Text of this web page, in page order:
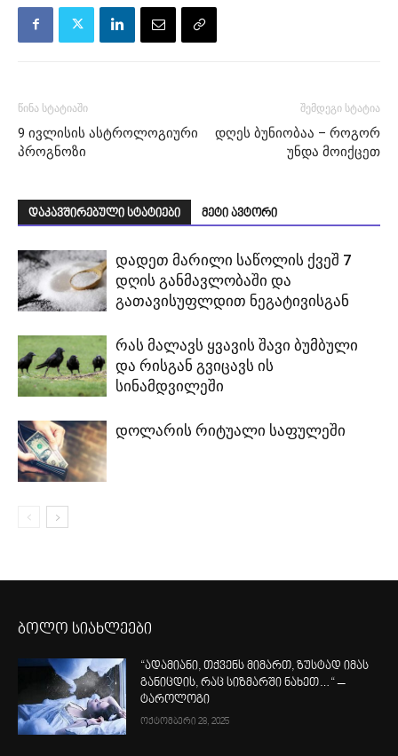
წინა სტატიაში
9 ივლისის ასტროლოგიური
პროგნოზი
შემდეგი სტატია
დღეს ბუნიობაა – როგორ
უნდა მოიქცეთ
დაკავშირებული სტატიები მეტი ავტორი
დადეთ მარილი საწოლის ქვეშ 7
დღის განმავლობაში და
გათავისუფლდით ნეგატივისგან
რას მალავს ყვავის შავი ბუმბული
და რისგან გვიცავს ის
სინამდვილეში
დოლარის რიტუალი საფულეში
ბოლო სიახლეები
“ადამიანი, თქვენს მიმართ, ზუსტად იმას
განიცდის, რაც სიზმარში ნახეთ…“ –
ტაროლოგი
ოქტომბერი 28, 2025